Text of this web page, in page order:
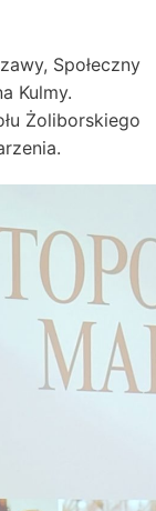
Społeczny
Kulmy.
Żoliborskiego